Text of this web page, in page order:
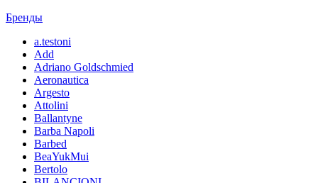
Бренды
a.testoni
Add
Adriano Goldschmied
Aeronautica
Argesto
Attolini
Ballantyne
Barba Napoli
Barbed
BeaYukMui
Bertolo